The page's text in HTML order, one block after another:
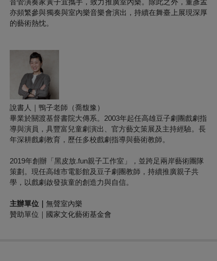
亦頻繁參與獨奏與室內樂音樂會演出，持續在舞臺上展現深厚
的藝術熱忱。
說書人 ｜ 鴨子老師（喬馥豫）
畢業於關渡基督書院大傳系。2003年起任高雄豆子劇團戲劇指
導與演員，具豐富兒童劇演出、官方藝文策展及主持經驗。長
年深耕戲劇教育，歷任多校戲劇指導與藝術教師。
2019年創辦「黑皮放.fun親子工作室」，並跨足兩岸藝術團隊
策劃。現任高雄市電影館及豆子劇團教師，持續推廣親子共
學，以戲劇啟發孩童的創造力與自信。
主辦單位｜ 無聲室內樂
贊助單位｜ 國家文化藝術基金會